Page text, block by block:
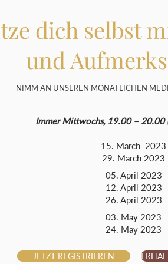
dich selbst
und
NIMM AN UNSEREN MONATLICHEN
Immer Mittwochs, 19.00 – 20.00
15. March 2023
29. March 2023
05. April 2023
12. April 2023
26. April 2023
03. May 2023
24. May 2023
JETZT REGISTRIEREN